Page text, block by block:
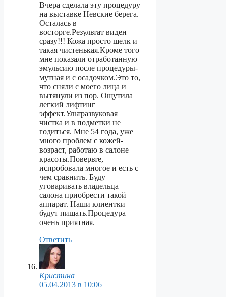
Вчера сделала эту процедуру
на выставке Невские берега.
Осталась в
восторге.Результат виден
сразу!!! Кожа просто шелк и
такая чистенькая.Кроме того
мне показали отработанную
эмульсию после процедуры-
мутная и с осадочком.Это то,
что сняли с моего лица и
вытянули из пор. Ощутила
легкий лифтинг
эффект.Ультразвуковая
чистка и в подметки не
годиться. Мне 54 года, уже
много проблем с кожей-
возраст, работаю в салоне
красоты.Поверьте,
испробовала многое и есть с
чем сравнить. Буду
уговаривать владельца
салона приобрести такой
аппарат. Наши клиентки
будут пищать.Процедура
очень приятная.
Ответить
Кристина
05.04.2013 в 10:06